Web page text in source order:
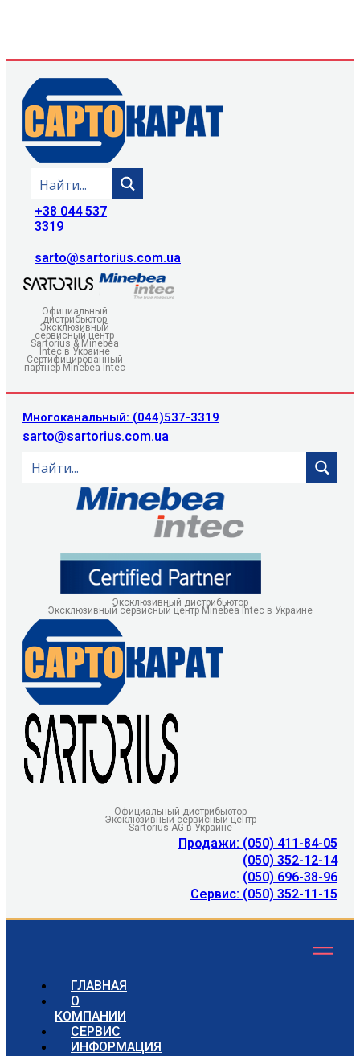
+38 044 537
3319
sarto@sartorius.com.ua
Официальный
дистрибьютор
Эксклюзивный
сервисный центр
Sartorius & Minebea
Intec в Украине
Сертифицированный
партнер Minebea Intec
Многоканальный: (044)537-3319
sarto@sartorius.com.ua
Эксклюзивный дистрибьютор
Эксклюзивный сервисный центр Minebea Intec в Украине
Официальный дистрибьютор
Эксклюзивный сервисный центр
Sartorius AG в Украине
Продажи: (050) 411-84-05
(050) 352-12-14
(050) 696-38-96
Сервис: (050) 352-11-15
ГЛАВНАЯ
О
КОМПАНИИ
СЕРВИС
ИНФОРМАЦИЯ